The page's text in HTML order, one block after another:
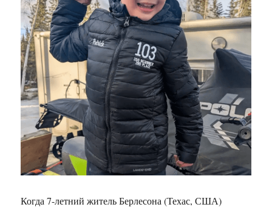
Когда 7-летний житель Берлесона (Техас, США)